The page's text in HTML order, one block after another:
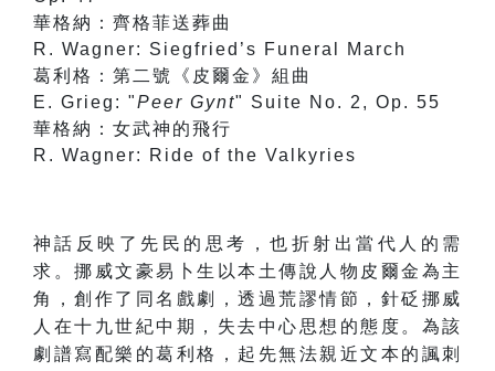
華格納：齊格菲送葬曲
R. Wagner: Siegfried’s Funeral March
葛利格：第二號《皮爾金》組曲
E. Grieg: "Peer Gynt" Suite No. 2, Op. 55
華格納：女武神的飛行
R. Wagner: Ride of the Valkyries
神話反映了先民的思考，也折射出當代人的需
求。挪威文豪易卜生以本土傳說人物皮爾金為主
角，創作了同名戲劇，透過荒謬情節，針砭挪威
人在十九世紀中期，失去中心思想的態度。為該
劇譜寫配樂的葛利格，起先無法親近文本的諷刺